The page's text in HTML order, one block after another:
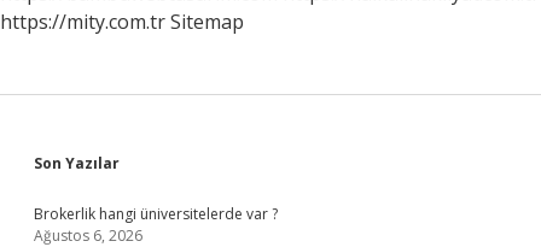
https://mity.com.trSitemap
Sidebar
Son Yazılar
Brokerlik hangi üniversitelerde var ?
Ağustos 6, 2026